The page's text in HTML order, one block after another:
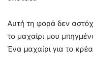
Αυτή τη φορά δεν
το μαχαίρι μου
Ένα μαχαίρι για το